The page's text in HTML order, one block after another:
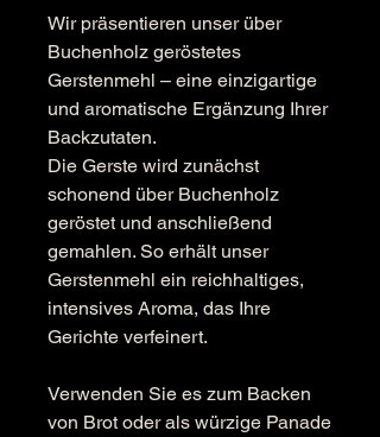
Wir präsentieren unser über
Buchenholz geröstetes
Gerstenmehl – eine einzigartige
und aromatische Ergänzung Ihrer
Backzutaten.
Die Gerste wird zunächst
schonend über Buchenholz
geröstet und anschließend
gemahlen. So erhält unser
Gerstenmehl ein reichhaltiges,
intensives Aroma, das Ihre
Gerichte verfeinert.
Verwenden Sie es zum Backen
von Brot oder als würzige Panade